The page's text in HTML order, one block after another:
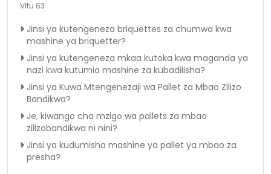
Vitu 63
Jinsi ya kutengeneza briquettes za chumwa kwa
mashine ya briquetter?
Jinsi ya kutengeneza mkaa kutoka kwa maganda ya
nazi kwa kutumia mashine za kubadilisha?
Jinsi ya Kuwa Mtengenezaji wa Pallet za Mbao Zilizo
Bandikwa?
Je, kiwango cha mzigo wa pallets za mbao
zilizobandikwa ni nini?
Jinsi ya kudumisha mashine ya pallet ya mbao za
presha?